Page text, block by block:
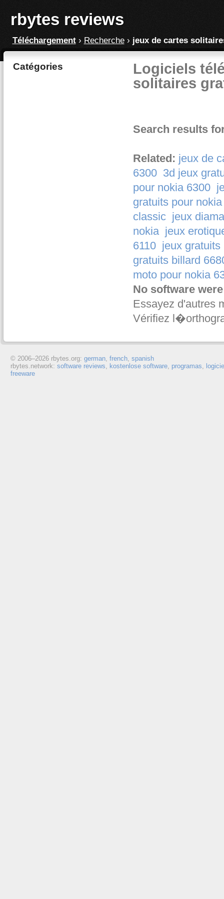
rbytes reviews
Téléchargement› Recherche› jeux de cartes
Catégories
Logiciels
solitaires
Search results
Related: jeux de
6300 3d jeux
pour nokia 6300
gratuits pour
classic jeux
nokia jeux
6110 jeux gratuits
gratuits billard
moto pour nokia
No software
Essayez d'autres
Vérifiez
© 2006–2026 rbytes.org: german, french, spanish
rbytes.network: software reviews, kostenlose software, programas,
freeware